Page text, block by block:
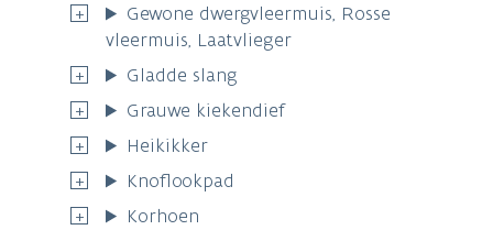
Gewone dwergvleermuis, Rosse
vleermuis, Laatvlieger
Gladde slang
Grauwe kiekendief
Heikikker
Knoflookpad
Korhoen